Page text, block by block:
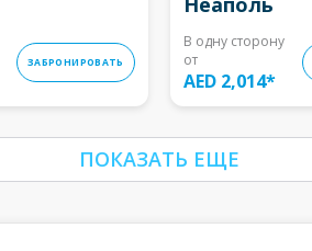
ЗАБРОНИРОВАТЬ
В одну сторону
от
AED 2,014*
ПОКАЗАТЬ ЕЩЕ